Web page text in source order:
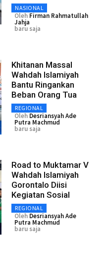
NASIONAL
Oleh Firman Rahmatullah
Jahja
baru saja
Khitanan Massal
Wahdah Islamiyah
Bantu Ringankan
Beban Orang Tua
REGIONAL
Oleh Desriansyah Ade
Putra Machmud
baru saja
Road to Muktamar V
Wahdah Islamiyah
Gorontalo Diisi
Kegiatan Sosial
REGIONAL
Oleh Desriansyah Ade
Putra Machmud
baru saja